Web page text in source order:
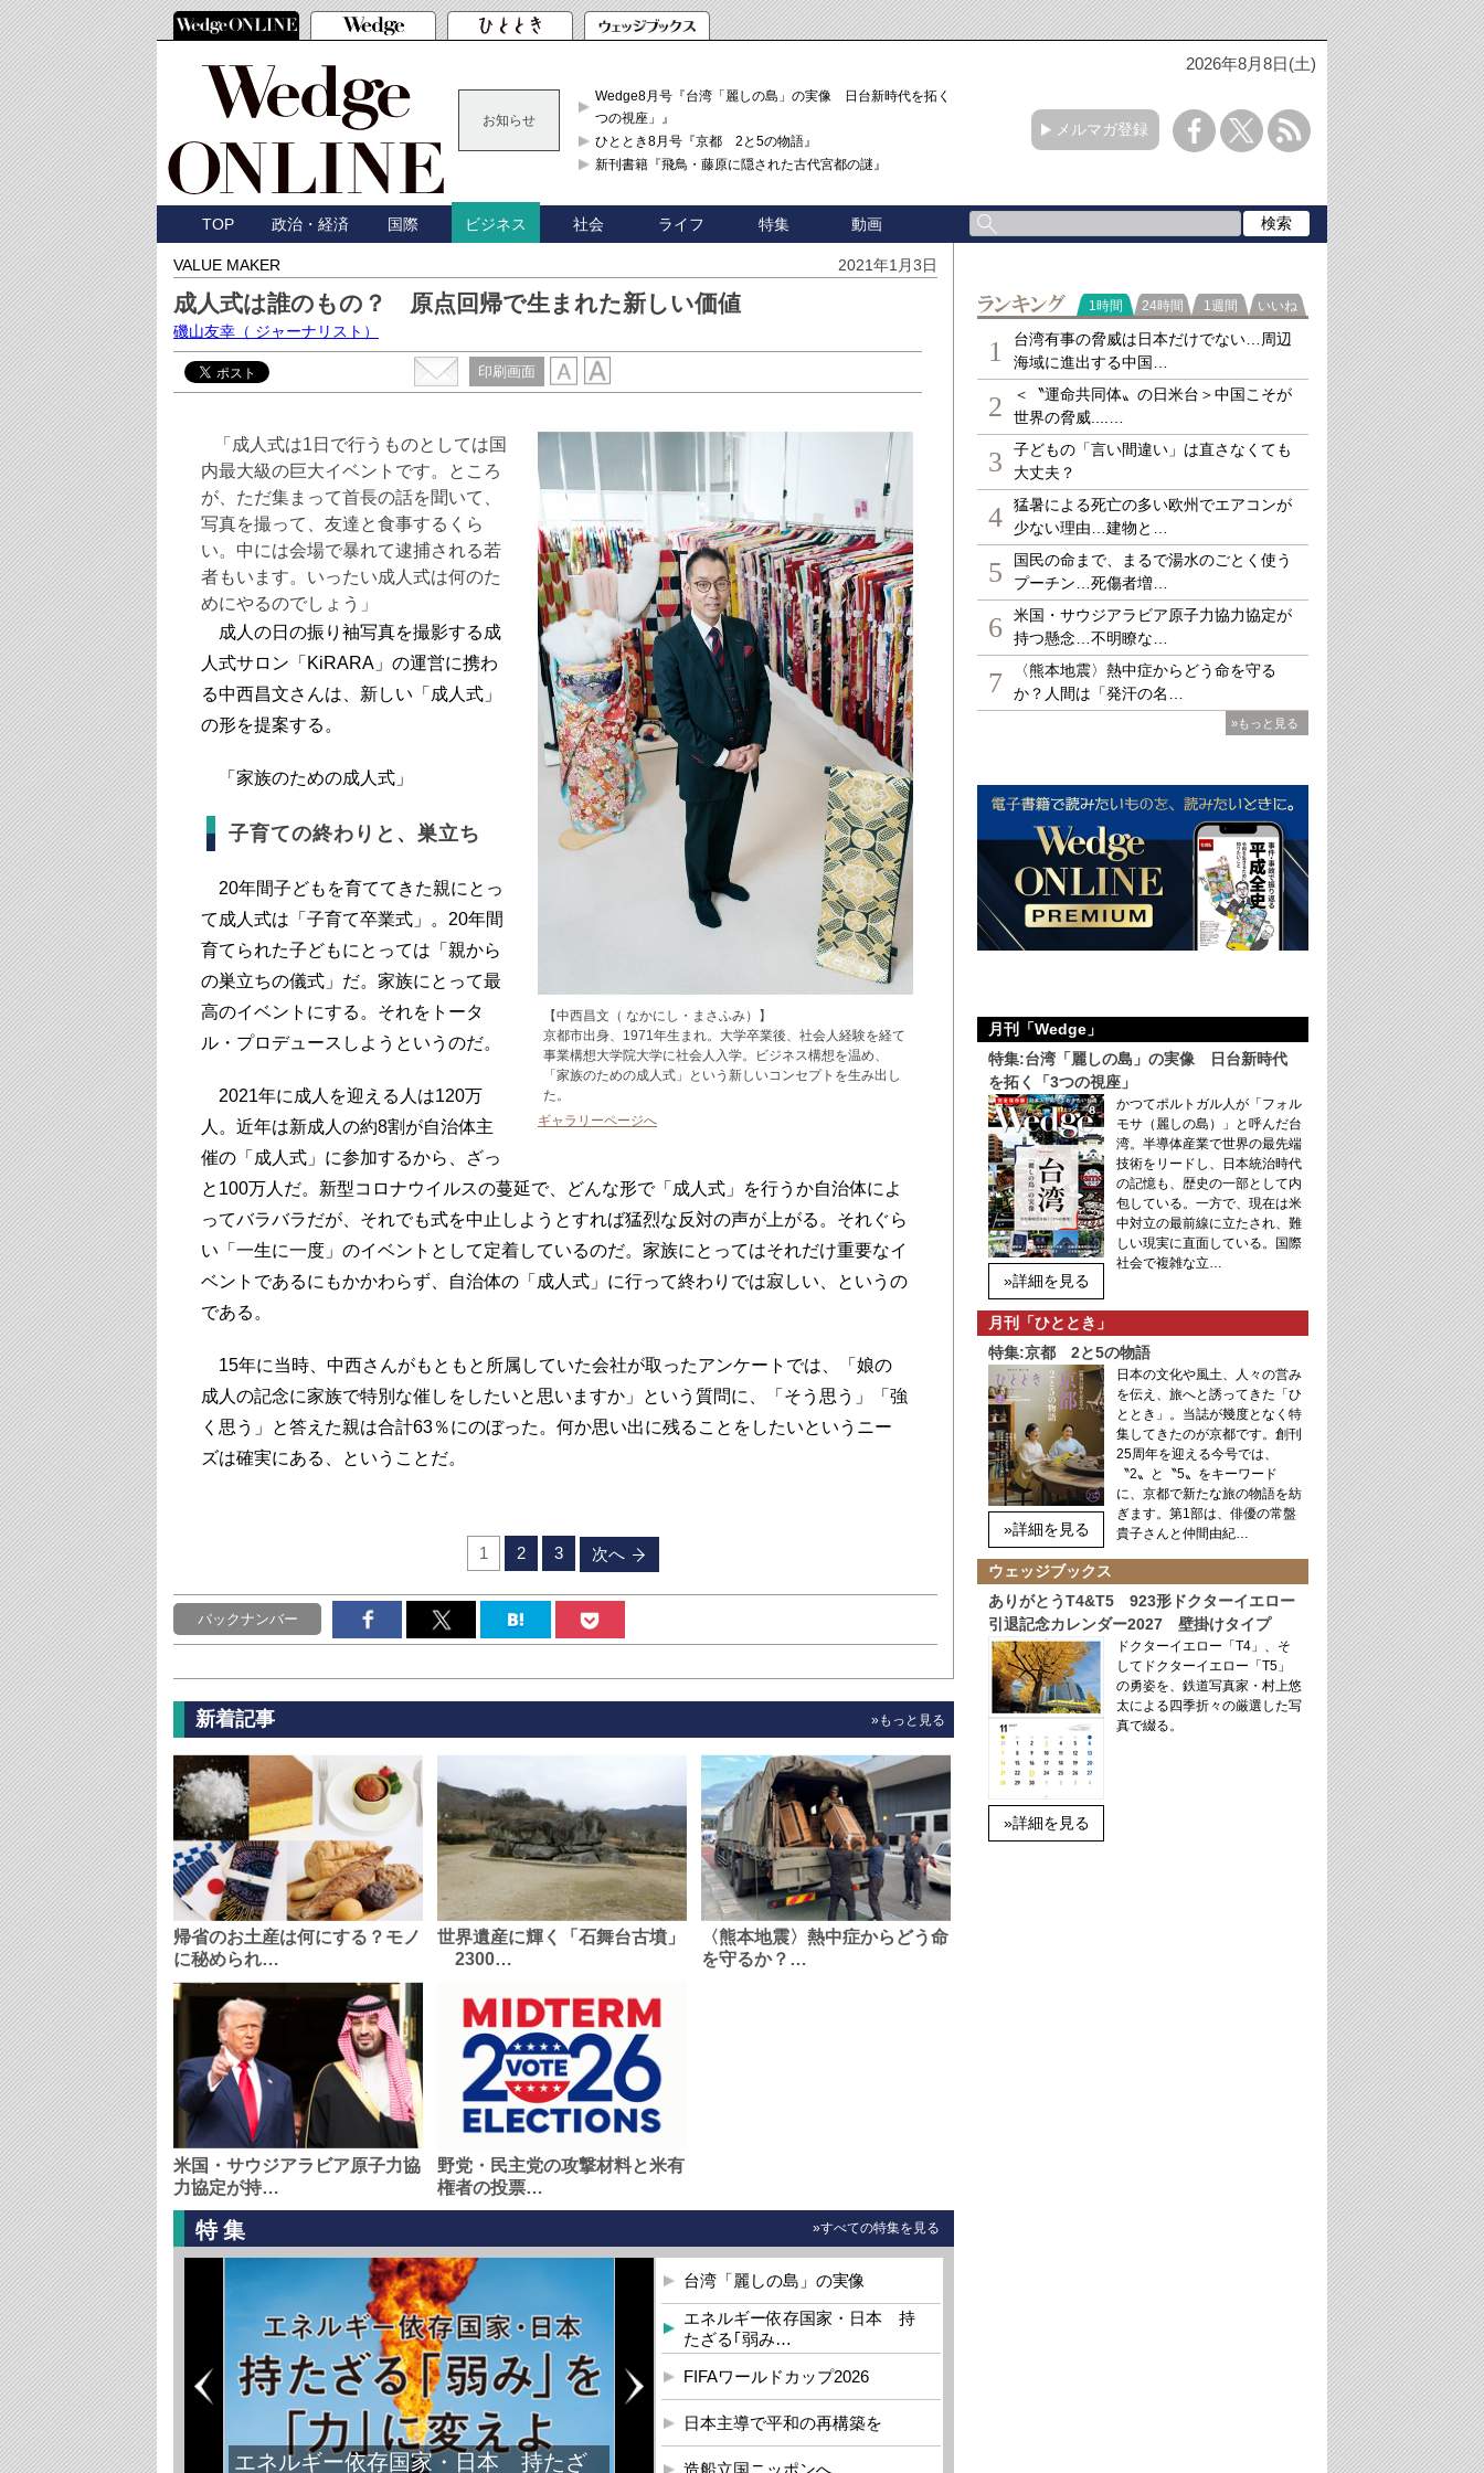
2026年8月8日(土)
お知らせ
Wedge8月号『台湾「麗しの島」の実像 日台新時代を拓く「3
つの視座」』
ひととき8月号『京都 2と5の物語』
新刊書籍『飛鳥・藤原に隠された古代宮都の謎』
メルマガ登録
TOP 政治・経済 国際 ビジネス 社会 ライフ 特集 動画
VALUE MAKER 2021年1月3日
成人式は誰のもの？ 原点回帰で生まれた新しい価値
磯山友幸 （ ジャーナリスト）
印刷画面
【中西昌文（ なかにし・まさふみ）】
京都市出身、1971年生まれ。大学卒業後、社会人経験を経て
事業構想大学院大学に社会人入学。ビジネス構想を温め、
「家族のための成人式」という新しいコンセプトを生み出し
た。
ギャラリーページへ
「成人式は1日で行うものとしては国
内最大級の巨大イベントです。ところ
が、ただ集まって首長の話を聞いて、
写真を撮って、友達と食事するくら
い。中には会場で暴れて逮捕される若
者もいます。いったい成人式は何のた
めにやるのでしょう」
成人の日の振り袖写真を撮影する成
人式サロン「KiRARA」の運営に携わ
る中西昌文さんは、新しい「成人式」
の形を提案する。
「家族のための成人式」
子育ての終わりと、巣立ち
20年間子どもを育ててきた親にとっ
て成人式は「子育て卒業式」。20年間
育てられた子どもにとっては「親から
の巣立ちの儀式」だ。家族にとって最
高のイベントにする。それをトータ
ル・プロデュースしようというのだ。
2021年に成人を迎える人は120万
人。近年は新成人の約8割が自治体主
催の「成人式」に参加するから、ざっ
と100万人だ。新型コロナウイルスの蔓延で、どんな形で「成人式」を行うか自治体によ
ってバラバラだが、それでも式を中止しようとすれば猛烈な反対の声が上がる。それぐら
い「一生に一度」のイベントとして定着しているのだ。家族にとってはそれだけ重要なイ
ベントであるにもかかわらず、自治体の「成人式」に行って終わりでは寂しい、というの
である。
15年に当時、中西さんがもともと所属していた会社が取ったアンケートでは、「娘の
成人の記念に家族で特別な催しをしたいと思いますか」という質問に、「そう思う」「強
く思う」と答えた親は合計63％にのぼった。何か思い出に残ることをしたいというニー
ズは確実にある、ということだ。
1 2 3 次へ
バックナンバー
新着記事 »もっと見る
帰省のお土産は何にする？モノ
に秘められ…
世界遺産に輝く「石舞台古墳」
2300…
〈熊本地震〉熱中症からどう命
を守るか？…
米国・サウジアラビア原子力協
力協定が持…
野党・民主党の攻撃材料と米有
権者の投票…
特集 »すべての特集を見る
台湾「麗しの島」の実像
エネルギー依存国家・日本 持
たざる｢弱み…
FIFAワールドカップ2026
日本主導で平和の再構築を
造船立国ニッポンへ
ランキング
1時間 24時間 1週間 いいね
1
台湾有事の脅威は日本だけでない…周辺
海域に進出する中国…
2
＜〝運命共同体〟の日米台＞中国こそが
世界の脅威....…
3
子どもの「言い間違い」は直さなくても
大丈夫？
4
猛暑による死亡の多い欧州でエアコンが
少ない理由…建物と…
5
国民の命まで、まるで湯水のごとく使う
プーチン…死傷者増…
6
米国・サウジアラビア原子力協力協定が
持つ懸念…不明瞭な…
7
〈熊本地震〉熱中症からどう命を守る
か？人間は「発汗の名…
»もっと見る
月刊「Wedge」
特集:台湾「麗しの島」の実像 日台新時代
を拓く「3つの視座」
»詳細を見る
かつてポルトガル人が「フォル
モサ（麗しの島）」と呼んだ台
湾。半導体産業で世界の最先端
技術をリードし、日本統治時代
の記憶も、歴史の一部として内
包している。一方で、現在は米
中対立の最前線に立たされ、難
しい現実に直面している。国際
社会で複雑な立…
月刊「ひととき」
特集:京都 2と5の物語
»詳細を見る
日本の文化や風土、人々の営み
を伝え、旅へと誘ってきた「ひ
ととき」。当誌が幾度となく特
集してきたのが京都です。創刊
25周年を迎える今号では、
〝2〟と〝5〟をキーワード
に、京都で新たな旅の物語を紡
ぎます。第1部は、俳優の常盤
貴子さんと仲間由紀…
ウェッジブックス
ありがとうT4&T5 923形ドクターイエロー
引退記念カレンダー2027 壁掛けタイプ
»詳細を見る
ドクターイエロー「T4」、そ
してドクターイエロー「T5」
の勇姿を、鉄道写真家・村上悠
太による四季折々の厳選した写
真で綴る。